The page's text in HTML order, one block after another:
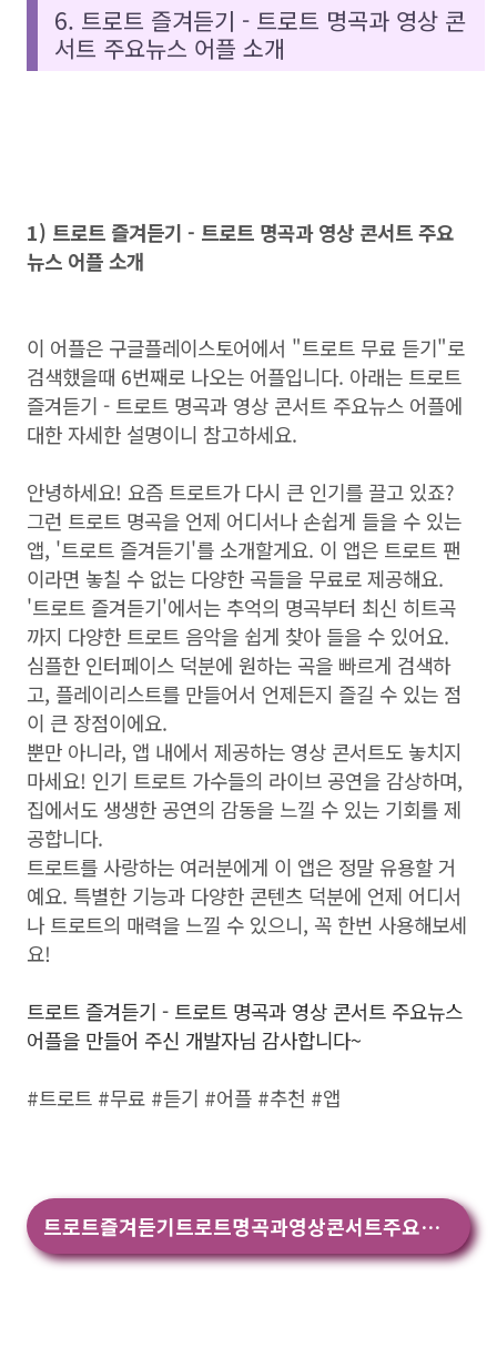
6. 트로트 즐겨듣기 - 트로트 명곡과 영상 콘
서트 주요뉴스 어플 소개
1) 트로트 즐겨듣기 - 트로트 명곡과 영상 콘서트 주요
뉴스 어플 소개
이 어플은 구글플레이스토어에서 "트로트 무료 듣기"로
검색했을때 6번째로 나오는 어플입니다. 아래는 트로트
즐겨듣기 - 트로트 명곡과 영상 콘서트 주요뉴스 어플에
대한 자세한 설명이니 참고하세요.
안녕하세요! 요즘 트로트가 다시 큰 인기를 끌고 있죠?
그런 트로트 명곡을 언제 어디서나 손쉽게 들을 수 있는
앱, '트로트 즐겨듣기'를 소개할게요. 이 앱은 트로트 팬
이라면 놓칠 수 없는 다양한 곡들을 무료로 제공해요.
'트로트 즐겨듣기'에서는 추억의 명곡부터 최신 히트곡
까지 다양한 트로트 음악을 쉽게 찾아 들을 수 있어요.
심플한 인터페이스 덕분에 원하는 곡을 빠르게 검색하
고, 플레이리스트를 만들어서 언제든지 즐길 수 있는 점
이 큰 장점이에요.
뿐만 아니라, 앱 내에서 제공하는 영상 콘서트도 놓치지
마세요! 인기 트로트 가수들의 라이브 공연을 감상하며,
집에서도 생생한 공연의 감동을 느낄 수 있는 기회를 제
공합니다.
트로트를 사랑하는 여러분에게 이 앱은 정말 유용할 거
예요. 특별한 기능과 다양한 콘텐츠 덕분에 언제 어디서
나 트로트의 매력을 느낄 수 있으니, 꼭 한번 사용해보세
요!
트로트 즐겨듣기 - 트로트 명곡과 영상 콘서트 주요뉴스
어플을 만들어 주신 개발자님 감사합니다~
#트로트 #무료 #듣기 #어플 #추천 #앱
트로트즐겨듣기트로트명곡과영상콘서트주요뉴스 앱 다운